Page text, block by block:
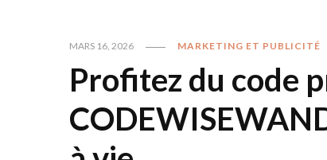
MARS 16, 2026 MARKETING ET PUBLICITÉ
Profitez du code